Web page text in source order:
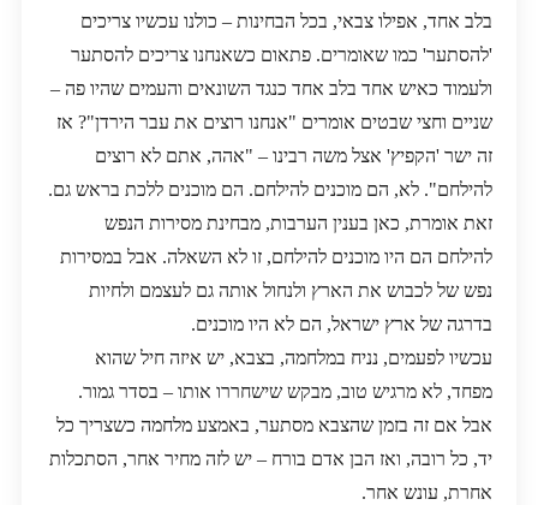
בלב אחד, אפילו צבאי, בכל הבחינות – כולנו עכשיו צריכים
'להסתער' כמו שאומרים. פתאום כשאנחנו צריכים להסתער
ולעמוד כאיש אחד בלב אחד כנגד השונאים והעמים שהיו פה –
שניים וחצי שבטים אומרים "אנחנו רוצים את עבר הירדן"? אז
זה ישר 'הקפיץ' אצל משה רבינו – "אהה, אתם לא רוצים
להילחם". לא, הם מוכנים להילחם. הם מוכנים ללכת בראש גם.
זאת אומרת, כאן בענין הערבות, מבחינת מסירות הנפש
להילחם הם היו מוכנים להילחם, זו לא השאלה. אבל במסירות
נפש של לכבוש את הארץ ולנחול אותה גם לעצמם ולחיות
בדרגה של ארץ ישראל, הם לא היו מוכנים.
עכשיו לפעמים, נניח במלחמה, בצבא, יש איזה חיל שהוא
מפחד, לא מרגיש טוב, מבקש שישחררו אותו – בסדר גמור.
אבל אם זה בזמן שהצבא מסתער, באמצע מלחמה כשצריך כל
יד, כל רובה, ואז הבן אדם בורח – יש לזה מחיר אחר, הסתכלות
אחרת, עונש אחר.